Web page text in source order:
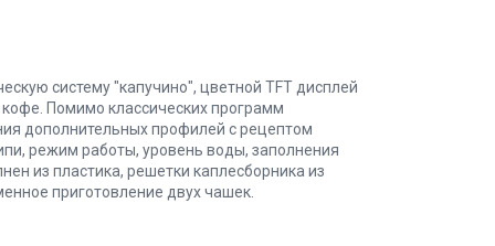
систему "капучино", цветной TFT дисплей
Помимо классических программ
дополнительных профилей с рецептом
режим работы, уровень воды, заполнения
из пластика, решетки каплесборника из
приготовление двух чашек.